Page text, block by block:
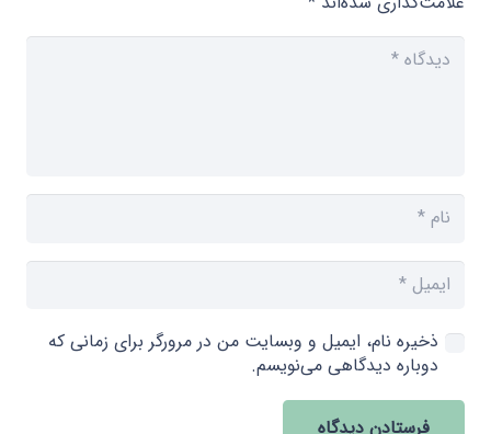
ذخیره نام، ایمیل و وبسایت من در مرورگر برای زمانی که
دوباره دیدگاهی می‌نویسم.
فرستادن دیدگاه